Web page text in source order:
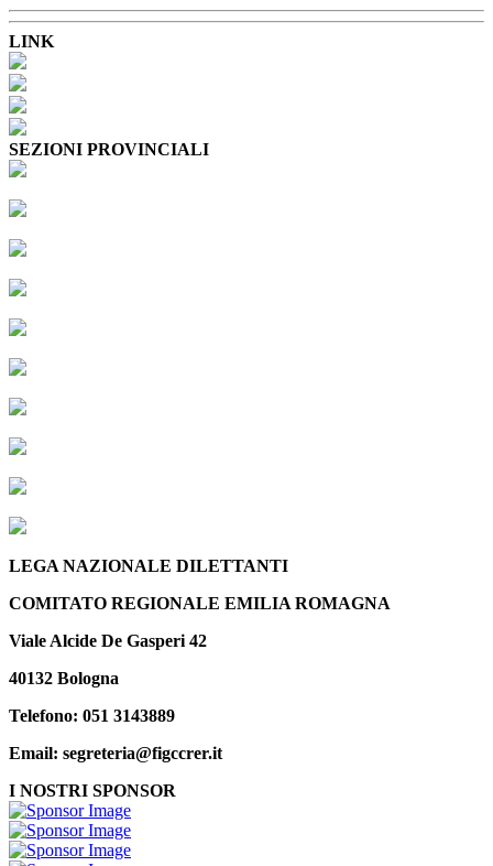
LINK
SEZIONI PROVINCIALI
LEGA NAZIONALE DILETTANTI
COMITATO REGIONALE EMILIA ROMAGNA
Viale Alcide De Gasperi 42
40132 Bologna
Telefono: 051 3143889
Email: segreteria@figccrer.it
I NOSTRI SPONSOR